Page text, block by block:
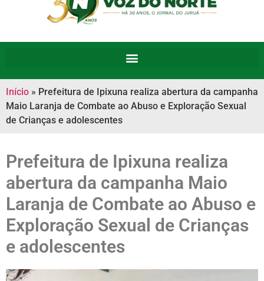
Início » Prefeitura de Ipixuna realiza abertura da campanha
Maio Laranja de Combate ao Abuso e Exploração Sexual
de Crianças e adolescentes
Prefeitura de Ipixuna realiza
abertura da campanha Maio
Laranja de Combate ao Abuso e
Exploração Sexual de Crianças
e adolescentes